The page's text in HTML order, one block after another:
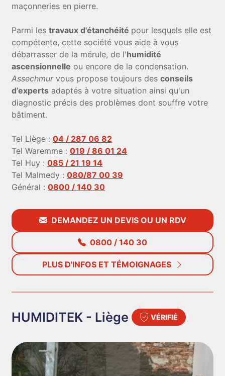
maçonneries en pierre.
Parmi lestravaux d'étanchéité pour lesquels elle est
compétente, cette société vous aide à vous
débarrasser de la mérule, de l'humidité
ascensionnelle ou encore de la condensation.
Assechmurvous propose toujours desconseils
d’experts adaptés à votre situation ainsi qu'un
diagnostic précis des problèmes dont souffre votre
bâtiment.
Tel Liège :04 / 287 06 82
Tel Waremme :019 / 86 01 24
Tel Huy :085 / 21 19 14
Tel Malmedy :080/87 00 39
Général :0800 / 140 30
DEMANDEZ UN DEVIS OU UN RDV
0800 / 140 30
PLUS D'INFOS ET TÉMOIGNAGES
HUMIDITEK - Liège VÉRIFIÉ